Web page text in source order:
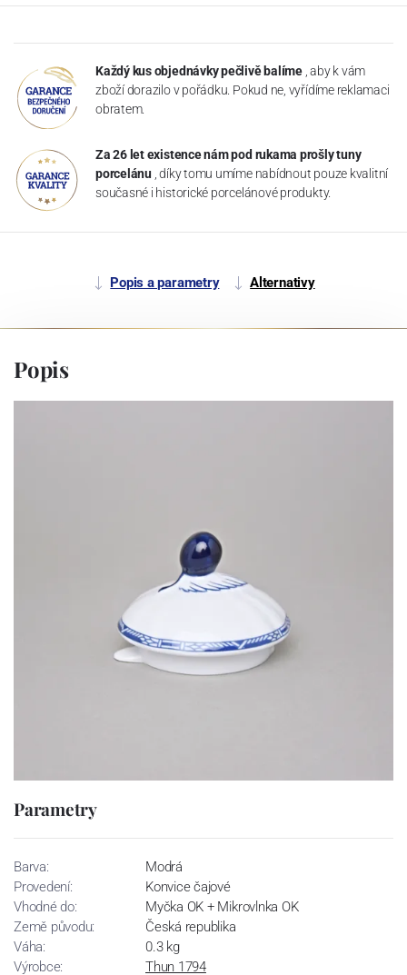
Každý kus objednávky pečlivě balíme , aby k vám
zboží dorazilo v pořádku. Pokud ne, vyřídíme reklamaci
obratem.
Za 26 let existence nám pod rukama prošly tuny
porcelánu , díky tomu umíme nabídnout pouze kvalitní
současné i historické porcelánové produkty.
Popis a parametry Alternativy
Popis
Parametry
Barva:
Modrá
Provedení:
Konvice čajové
Vhodné do:
Myčka OK + Mikrovlnka OK
Země původu:
Česká republika
Váha:
0.3 kg
Výrobce:
Thun 1794